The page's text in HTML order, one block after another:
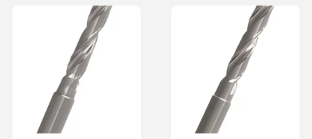
Zu Hause Über Uns
Werksbesicht